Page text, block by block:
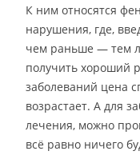
К ним относятся
нарушения, где,
чем раньше — тем
получить хороший
заболеваний цена
возрастает. А для
лечения, можно
всё равно ничего